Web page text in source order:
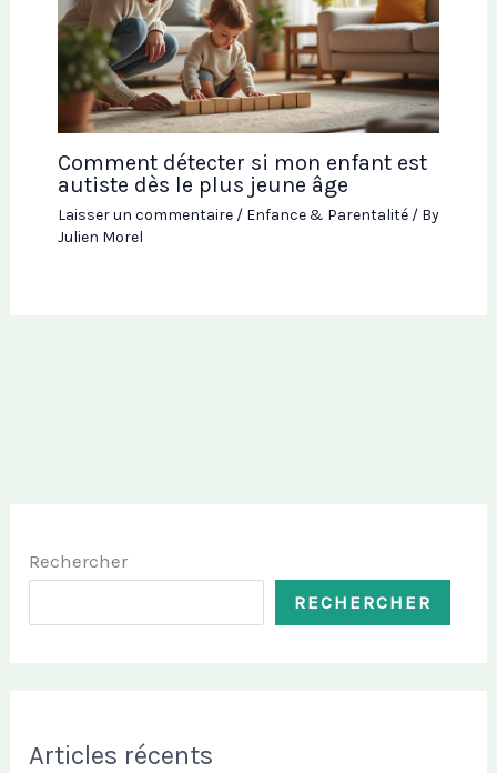
Comment détecter si mon enfant est
autiste dès le plus jeune âge
Laisser un commentaire / Enfance & Parentalité/ By
Julien Morel
Rechercher
RECHERCHER
Articles récents